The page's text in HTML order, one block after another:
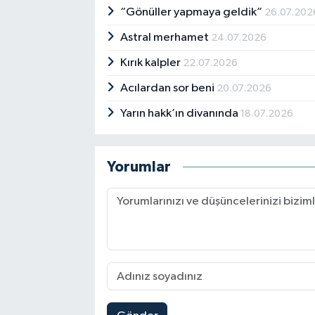
“Gönüller yapmaya geldik”
Astral merhamet 24.07.2026
Kırık kalpler 22.07.2026
Acılardan sor beni 20.07.2026
Yarın hakk’ın divanında 18.07.2026
Yorumlar